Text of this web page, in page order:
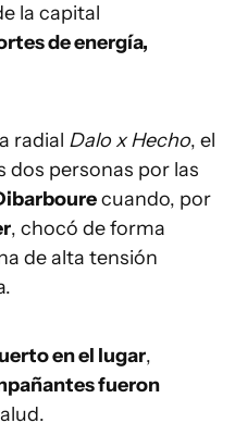
la capital
de energía,
radial Dalo x Hecho, el
personas por las
cuando, por
, chocó de forma
de alta tensión
en el lugar,
fueron